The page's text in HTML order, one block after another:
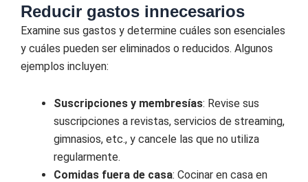
Reducir gastos innecesarios
Examine sus gastos y determine cuáles son esenciales
y cuáles pueden ser eliminados o reducidos. Algunos
ejemplos incluyen:
Suscripciones y membresías: Revise sus
suscripciones a revistas, servicios de streaming,
gimnasios, etc., y cancele las que no utiliza
regularmente.
Comidas fuera de casa: Cocinar en casa en